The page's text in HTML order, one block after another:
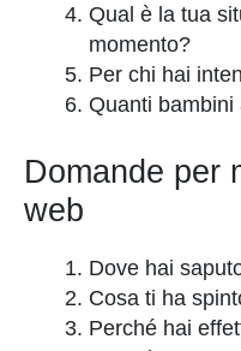
Qual è la tua
momento?
Per chi hai
Quanti bambini
Domande per
web
Dove hai
Cosa ti ha
Perché hai